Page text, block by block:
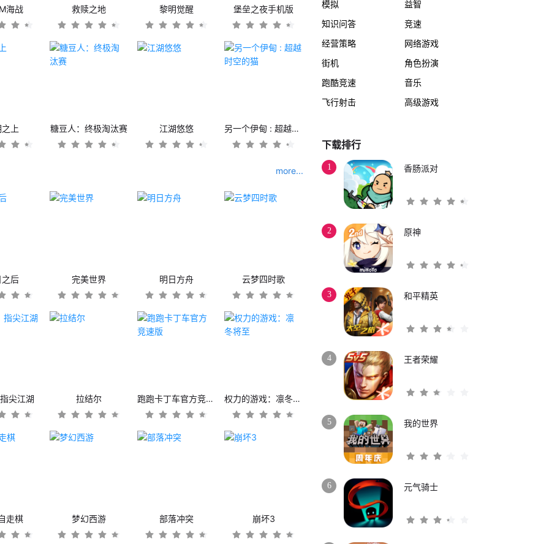
海战 救赎之地 黎明觉醒 堡垒之夜手机版
上 糖豆人：终极淘汰赛 江湖悠悠 另一个伊甸 : 超越时空的猫
more...
后 完美世界 明日方舟 云梦四时歌
尖江湖 拉结尔 跑跑卡丁车官方竞速版 权力的游戏：凛冬将至
走棋 梦幻西游 部落冲突 崩坏3
模拟
益智
知识问答
竞速
经营策略
网络游戏
街机
角色扮演
跑酷竞速
音乐
飞行射击
高级游戏
下载排行
1 香肠派对
2 原神
3 和平精英
4 王者荣耀
5 我的世界
6 元气骑士